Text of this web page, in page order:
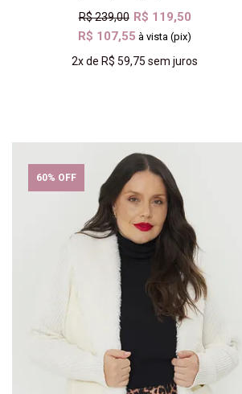
R$ 239,00 R$ 119,50
R$ 107,55 à vista (pix)
2xdeR$ 59,75 sem juros
60% OFF